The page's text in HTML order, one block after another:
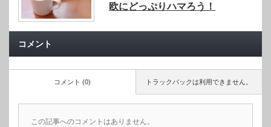
欧にどっぷりハマろう！
コメント
トラックバックは利用できません。
コメント (0)
この記事へのコメントはありません。